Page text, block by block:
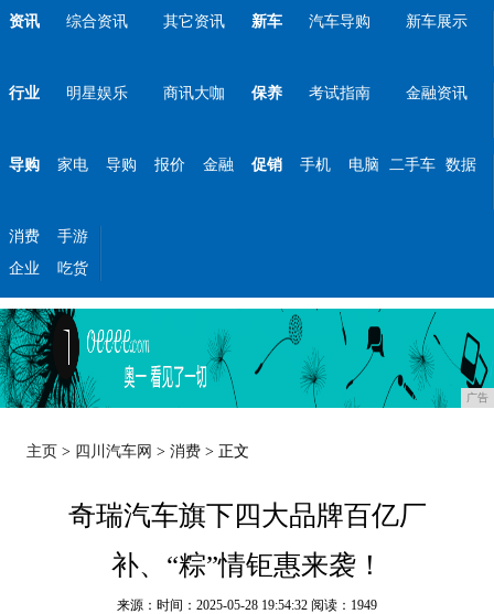
资讯 综合资讯 其它资讯 新车 汽车导购 新车展示
行业 明星娱乐 商讯大咖 保养 考试指南 金融资讯
导购 家电 导购 报价 金融 促销 手机 电脑 二手车 数据
消费
手游
企业
吃货
广告
主页 > 四川汽车网 >消费 > 正文
奇瑞汽车旗下四大品牌百亿厂
补、“粽”情钜惠来袭！
来源：时间：2025-05-28 19:54:32 阅读：1949